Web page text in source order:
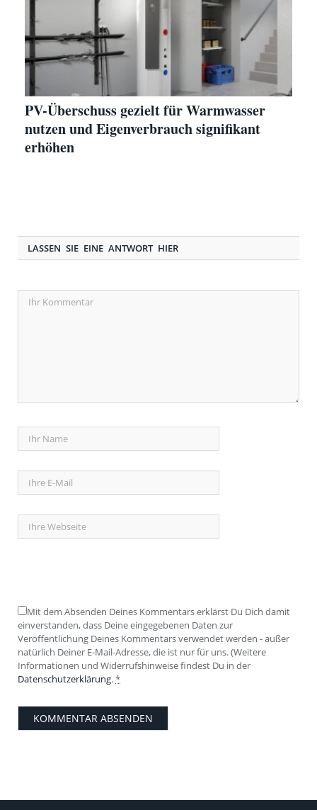
PV-Überschuss gezielt für Warmwasser
nutzen und Eigenverbrauch signifikant
erhöhen
LASSEN SIE EINE ANTWORT HIER
Mit dem Absenden Deines Kommentars erklärst Du Dich damit
einverstanden, dass Deine eingegebenen Daten zur
Veröffentlichung Deines Kommentars verwendet werden - außer
natürlich Deiner E-Mail-Adresse, die ist nur für uns. (Weitere
Informationen und Widerrufshinweise findest Du in der
Datenschutzerklärung.*